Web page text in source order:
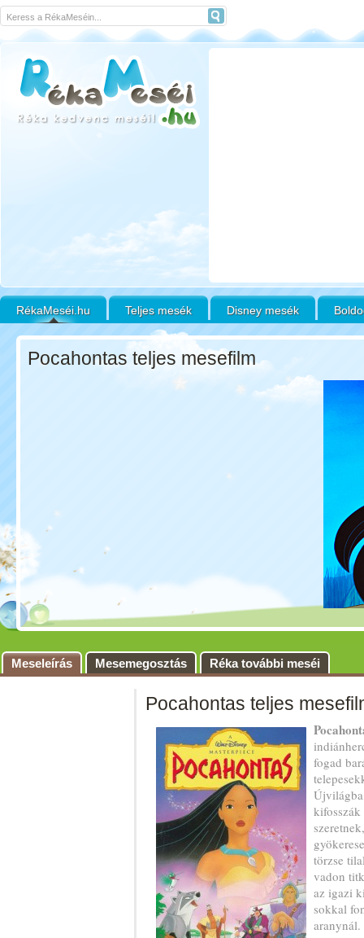
RékaMeséi.hu Teljes mesék Disney mesék
Pocahontas teljes mesefilm
Meseleírás Mesemegosztás Réka további meséi
Pocahontas teljes
fogad
kifosszák
törzse
vadon
az igazi
sokkal
aranynál.